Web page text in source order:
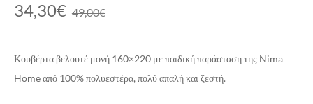
49,00€
34,30€
Κουβέρτα βελουτέ μονή 160×220 με παιδική παράσταση της Nima
Home από 100% πολυεστέρα, πολύ απαλή και ζεστή.